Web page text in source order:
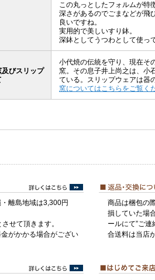
この丸っとしたフォルムが特
深さがあるのでごまなどが飛
良いですね。
実用的で美しいすり鉢。
深鉢としてうつわとして使っ
びスリップ
小代焼の伝統を守り、現在そ
窯。その息子井上尚之は、小
ている。スリップウェアは器
窯についてはこちらをご覧く
離島地域は3,300円
せて頂きます。
がかかる場合がござい
商品は梱包の
損していた場
ールにて”ご
合送料は当店